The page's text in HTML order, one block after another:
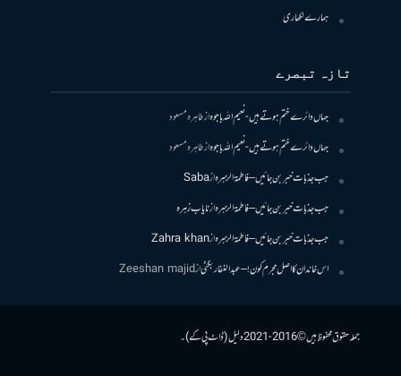
ہمارے لکھاری
تازہ تبصرے
جہاں دائرے ختم ہوتے ہیں- نعیم اللہ باجوہازطاہرہ مسعود
جہاں دائرے ختم ہوتے ہیں- نعیم اللہ باجوہازطاہرہ مسعود
جب جذبات خبر بن جائیں – فاطمۃالزہرہازSaba
جب جذبات خبر بن جائیں – فاطمۃالزہرہازنایاب زہرہ
جب جذبات خبر بن جائیں – فاطمۃالزہرہازZahra khan
اس خاندان کا اصل مجرم کون! – عبدالغفار بگٹیازZeeshan majid
جملہ حقوق محفوظ ہیں © 2016-2021 دلیل (ڈاٹ پی کے)۔